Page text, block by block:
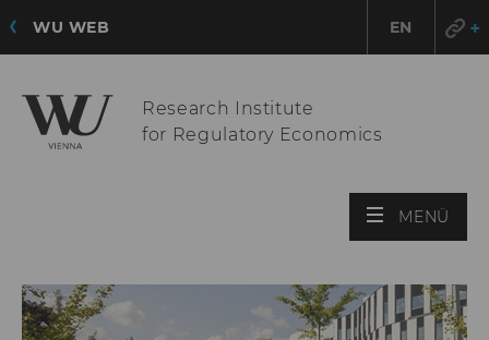
WU WEB EN
Research Institute
for Regulatory Economics
MENÜ